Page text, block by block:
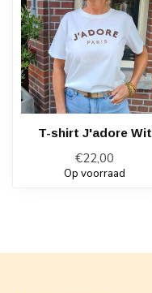
T-shirt J'adore Wit
€22,00
Op voorraad